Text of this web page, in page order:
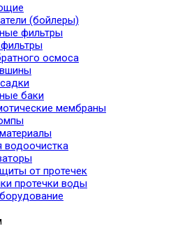
(бойлеры)
фильтры
осмоса
баки
мембраны
водоочистка
от протечек
протечки воды